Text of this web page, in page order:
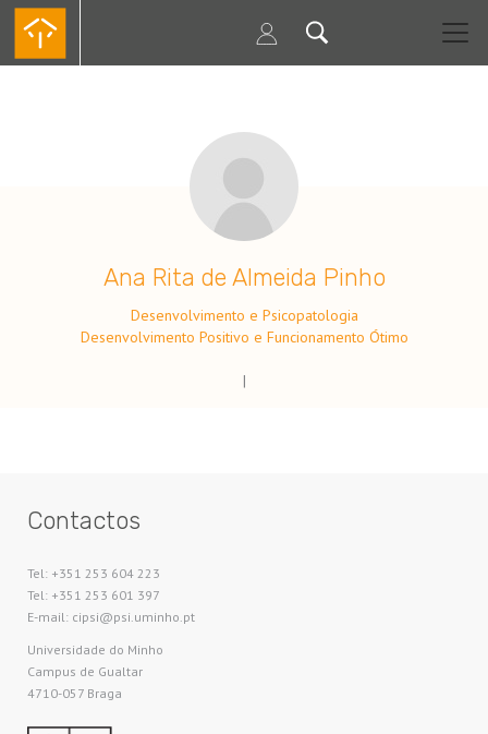
Passar
para
Ana Rita de Almeida Pinho
Desenvolvimento e Psicopatologia
Desenvolvimento Positivo e Funcionamento Ótimo
|
.
Contactos
Tel: +351 253 604 223
Tel: +351 253 601 397
E-mail: cipsi@psi.uminho.pt
Universidade do Minho​
Campus de Gualtar
4710-057 Braga